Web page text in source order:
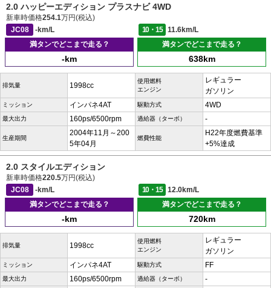
2.0 ハッピーエディション プラスナビ 4WD
新車時価格254.1万円(税込)
JC08
-km/L 10・15
11.6km/L
満タンでどこまで走る？
-km
満タンでどこまで走る？
638km
排気量 1998cc
使用燃料
エンジン
レギュラー
ガソリン
ミッション インパネ4AT 駆動方式 4WD
最大出力 160ps/6500rpm 過給器（ターボ） -
生産期間
2004年11月～200
5年04月
燃費性能
H22年度燃費基準
+5%達成
2.0 スタイルエディション
新車時価格220.5万円(税込)
JC08
-km/L 10・15
12.0km/L
満タンでどこまで走る？
-km
満タンでどこまで走る？
720km
排気量 1998cc
使用燃料
エンジン
レギュラー
ガソリン
ミッション インパネ4AT 駆動方式 FF
最大出力 160ps/6500rpm 過給器（ターボ） -